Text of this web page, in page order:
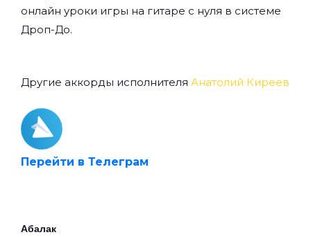
онлайн уроки игры на гитаре с нуля в системе
Дроп-До.
Другие аккорды исполнителя Анатолий Киреев
Перейти в Телеграм
Абалак